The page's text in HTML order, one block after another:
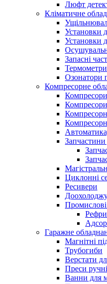
Люфт
Кліматичне
Установки
Установки
Запасні
Термометри
Озонатори
Компресорне
Запчастини
Циклонні
Ресивери
Промислові
Гаражне
Магнітні
Трубогиби
Верстати
Преси ручні
Ванни для